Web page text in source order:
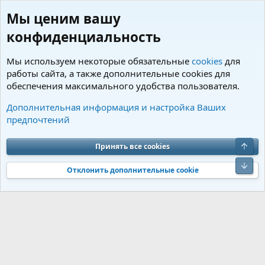
Теги
Cookies Charm by DCom
Обратная связь
Условия и правила
Политика конфиденциальности
Помощь
S
S
Community platform by XenForo® © 2010-2026 XenForo Ltd. Перевод от
Jumuro®|Media embeds via s9e/MediaSites
Мы ценим вашу
конфиденциальность
Мы используем некоторые обязательные cookies для
работы сайта, а также дополнительные cookies для
обеспечения максимального удобства пользователя.
Дополнительная информация и настройка Ваших
предпочтений
Принять все cookies
Отклонить дополнительные cookie
Верх
Низ